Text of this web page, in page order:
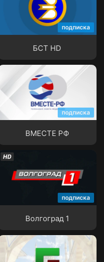
подписка
БСТ HD
подписка
ВМЕСТЕ РФ
ВМЕСТЕ РФ
подписка
Волгоград 1